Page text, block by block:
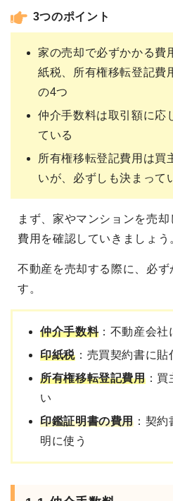
3つのポイント
家の売却で必ずかかる費
紙税、所有権移転登記費
の4つ
仲介手数料は取引額に応
ている
所有権移転登記費用は買
いが、必ずしも決まって
まず、家やマンションを売
費用を確認していきましょう
不動産を売却する際に、必
す。
仲介手数料：不動産会社
印紙税：売買契約書に貼
所有権移転登記費用：買
い
印鑑証明書の費用 ：契
明に使う